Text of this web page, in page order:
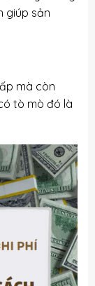
giúp sản
mà còn
tò mò đó là